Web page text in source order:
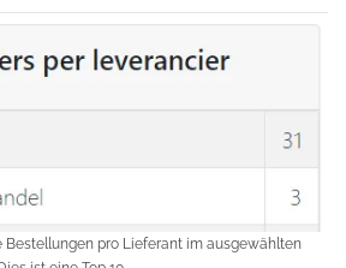
Bestellungen pro Lieferant im ausgewählten